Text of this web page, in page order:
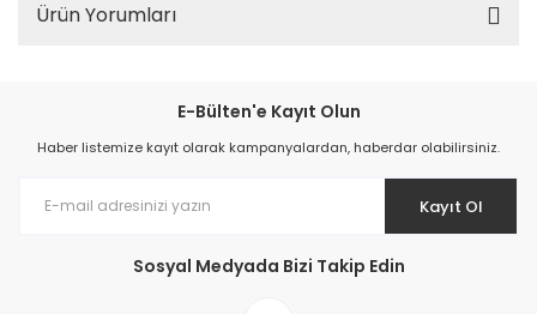
Ürün Yorumları
E-Bülten'e Kayıt Olun
Haber listemize kayıt olarak kampanyalardan, haberdar olabilirsiniz.
Kayıt Ol
Sosyal Medyada Bizi Takip Edin